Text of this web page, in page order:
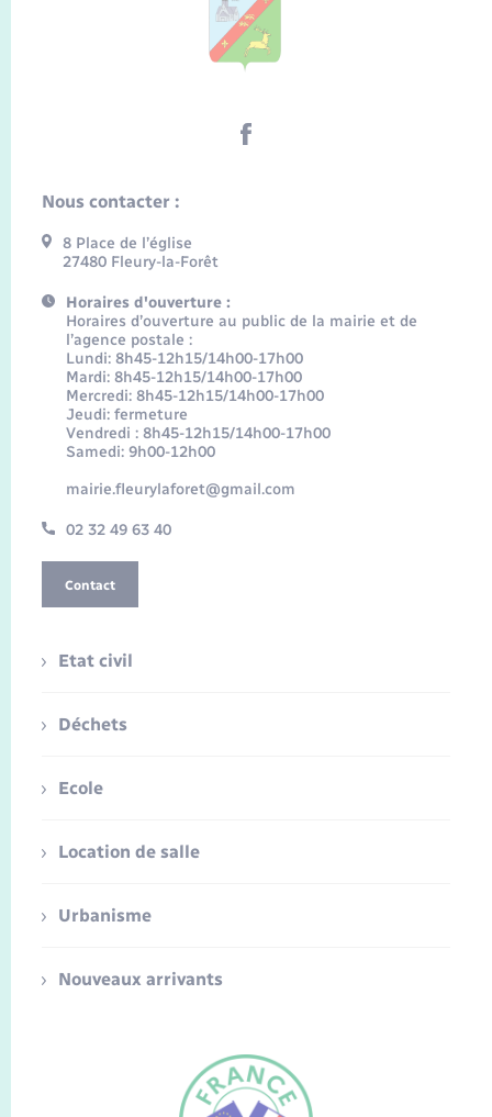
Nous contacter :
8 Place de l’église
27480 Fleury-la-Forêt
Horaires d'ouverture :
Horaires d’ouverture au public de la mairie et de
l’agence postale :
Lundi: 8h45-12h15/14h00-17h00
Mardi: 8h45-12h15/14h00-17h00
Mercredi: 8h45-12h15/14h00-17h00
Jeudi: fermeture
Vendredi : 8h45-12h15/14h00-17h00
Samedi: 9h00-12h00
mairie.fleurylaforet@gmail.com
02 32 49 63 40
Contact
Etat civil
Déchets
Ecole
Location de salle
Urbanisme
Nouveaux arrivants